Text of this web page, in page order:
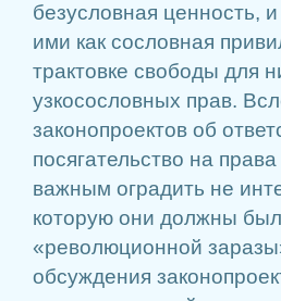
безусловная ценность,
ими как сословная
трактовке свободы для
узкосословных прав.
законопроектов об
посягательство на
важным оградить не
которую они должны
«революционной
обсуждения